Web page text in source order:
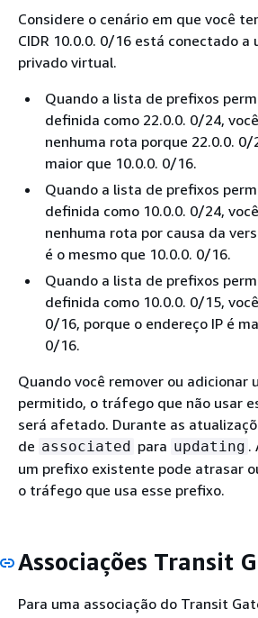
Considere o cenário em que você
CIDR 10.0.0. 0/16 está conectado a
privado virtual.
Quando a lista de prefixos
definida como 22.0.0. 0/24,
nenhuma rota porque 22.0.0. 0/
maior que 10.0.0. 0/16.
Quando a lista de prefixos
definida como 10.0.0. 0/24,
nenhuma rota por causa da
é o mesmo que 10.0.0. 0/16.
Quando a lista de prefixos
definida como 10.0.0. 0/15,
0/16, porque o endereço IP é
0/16.
Quando você remover ou adicionar
permitido, o tráfego que não usar
será afetado. Durante as
de associated para updating .
um prefixo existente pode atrasar
o tráfego que usa esse prefixo.
Associações Transit
Para uma associação do Transit